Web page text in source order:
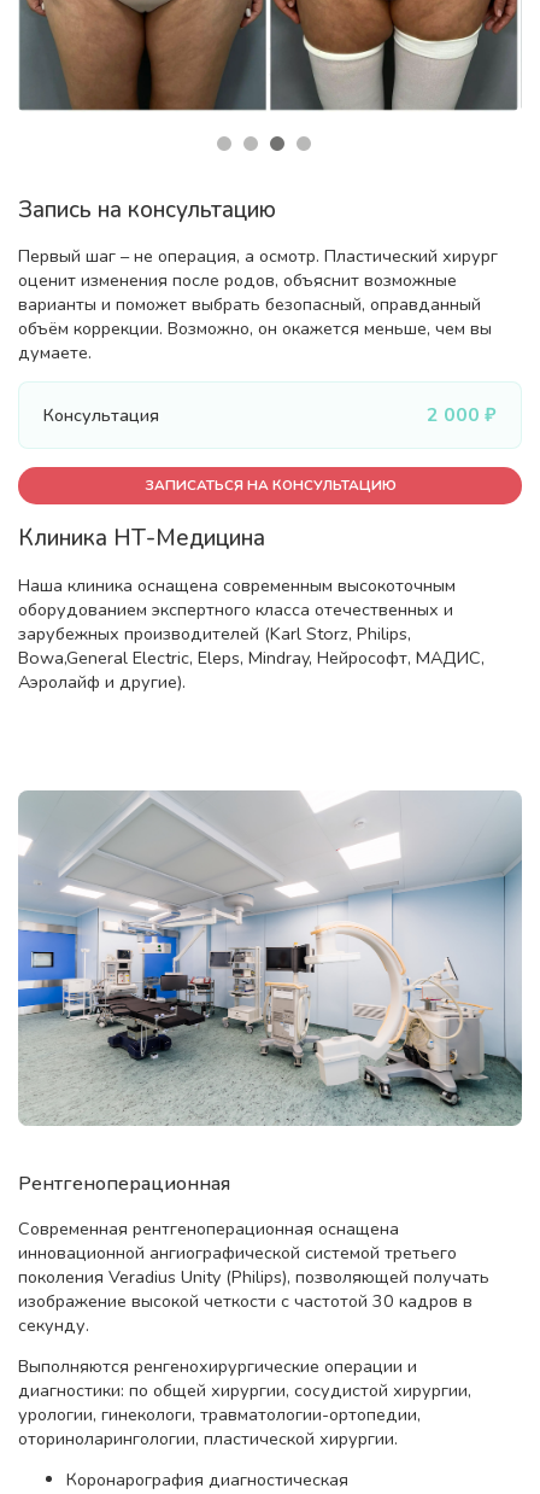
Запись на консультацию
Первый шаг – не операция, а осмотр. Пластический хирург
оценит изменения после родов, объяснит возможные
варианты и поможет выбрать безопасный, оправданный
объём коррекции. Возможно, он окажется меньше, чем вы
думаете.
Консультация 2 000 ₽
ЗАПИСАТЬСЯ НА КОНСУЛЬТАЦИЮ
Клиника НТ-Медицина
Наша клиника оснащена современным высокоточным
оборудованием экспертного класса отечественных и
зарубежных производителей (Karl Storz, Philips,
Bowa,General Electric, Eleps, Mindray, Нейрософт, МАДИС,
Аэролайф и другие).
Рентгеноперационная
Современная рентгеноперационная оснащена
инновационной ангиографической системой третьего
поколения Veradius Unity (Philips), позволяющей получать
изображение высокой четкости с частотой 30 кадров в
секунду.
Выполняются ренгенохирургические операции и
диагностики: по общей хирургии, сосудистой хирургии,
урологии, гинекологи, травматологии-ортопедии,
оториноларингологии, пластической хирургии.
Коронарография диагностическая